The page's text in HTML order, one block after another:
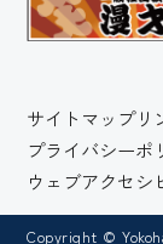
サイトマップリ
プライバシーポ
ウェブアクセシ
Copyright ©